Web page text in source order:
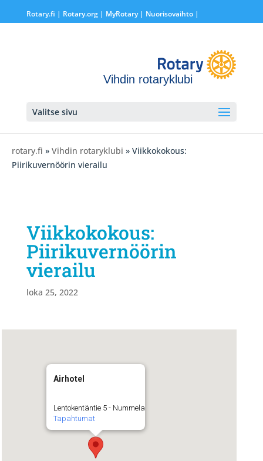
Rotary.fi | Rotary.org| MyRotary | Nuorisovaihto|
Vihdin rotaryklubi
Valitse sivu
rotary.fi » Vihdin rotaryklubi » Viikkokokous:
Piirikuvernöörin vierailu
Viikkokokous:
Piirikuvernöörin
vierailu
loka 25, 2022
Airhotel
Lentokentäntie 5 - Nummela
Tapahtumat